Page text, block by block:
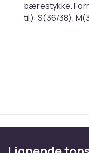
bærestykke.
til): S(36/38),
Varenr.